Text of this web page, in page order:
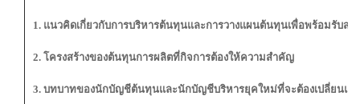
1. แนวคิดเกี่ยวกับการบริหารต้นทุนและการวางแผนต้นทุนเพื่อพร้อมรับส
2. โครงสร้างของต้นทุนการผลิตที่กิจการต้องให้ความสำคัญ
3. บทบาทของนักบัญชีต้นทุนและนักบัญชีบริหารยุคใหม่ที่จะต้องเปลี่ยนแป